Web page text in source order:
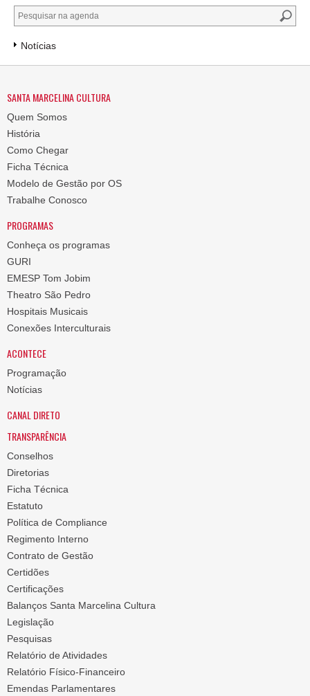
Notícias
SANTA MARCELINA CULTURA
Quem Somos
História
Como Chegar
Ficha Técnica
Modelo de Gestão por OS
Trabalhe Conosco
PROGRAMAS
Conheça os programas
GURI
EMESP Tom Jobim
Theatro São Pedro
Hospitais Musicais
Conexões Interculturais
ACONTECE
Programação
Notícias
CANAL DIRETO
TRANSPARÊNCIA
Conselhos
Diretorias
Ficha Técnica
Estatuto
Política de Compliance
Regimento Interno
Contrato de Gestão
Certidões
Certificações
Balanços Santa Marcelina Cultura
Legislação
Pesquisas
Relatório de Atividades
Relatório Físico-Financeiro
Emendas Parlamentares